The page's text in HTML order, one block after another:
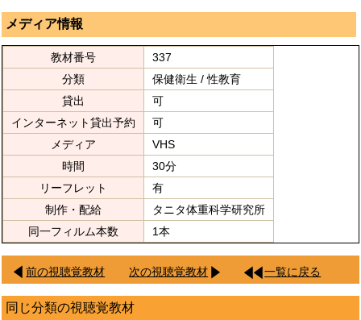
メディア情報
教材番号
337
分類
保健衛生 / 性教育
貸出
可
インターネット貸出予約
可
メディア
VHS
時間
30分
リーフレット
有
制作・配給
タニタ体重科学研究所
同一フィルム本数
1本
前の視聴覚教材 次の視聴覚教材 一覧に戻る
同じ分類の視聴覚教材